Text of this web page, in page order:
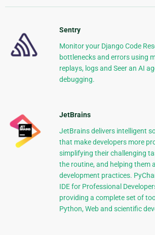
Sentry
Monitor your Django Code
bottlenecks and errors using
replays, logs and Seer an AI
debugging.
JetBrains
JetBrains delivers intelligent
that make developers more
simplifying their challenging
the routine, and helping them
development practices.
IDE for Professional
providing a complete set of
Python, Web and scientific